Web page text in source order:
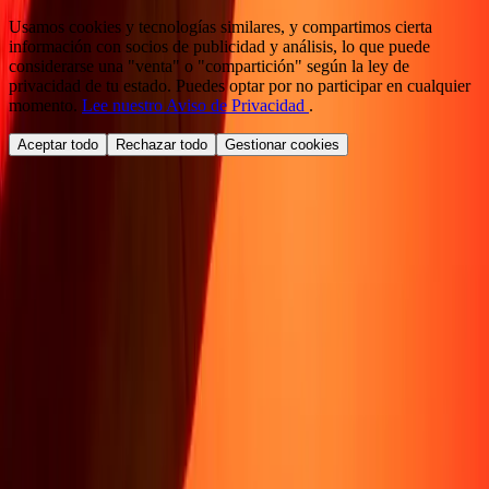
Usamos cookies y tecnologías similares, y compartimos cierta
información con socios de publicidad y análisis, lo que puede
considerarse una "venta" o "compartición" según la ley de
privacidad de tu estado. Puedes optar por no participar en cualquier
momento. Lee nuestro Aviso de Privacidad .
Aceptar todo Rechazar todo Gestionar cookies